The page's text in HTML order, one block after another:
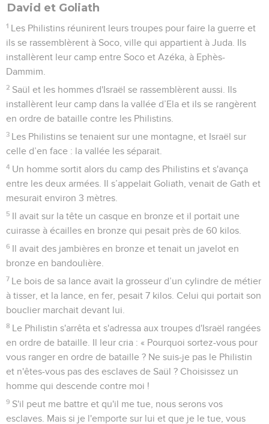
David et Goliath
1 Les Philistins réunirent leurs troupes pour faire la guerre et
ils se rassemblèrent à Soco, ville qui appartient à Juda. Ils
installèrent leur camp entre Soco et Azéka, à Ephès-
Dammim.
2 Saül et les hommes d'Israël se rassemblèrent aussi. Ils
installèrent leur camp dans la vallée d’Ela et ils se rangèrent
en ordre de bataille contre les Philistins.
3 Les Philistins se tenaient sur une montagne, et Israël sur
celle d’en face : la vallée les séparait.
4 Un homme sortit alors du camp des Philistins et s'avança
entre les deux armées. Il s’appelait Goliath, venait de Gath et
mesurait environ 3 mètres.
5 Il avait sur la tête un casque en bronze et il portait une
cuirasse à écailles en bronze qui pesait près de 60 kilos.
6 Il avait des jambières en bronze et tenait un javelot en
bronze en bandoulière.
7 Le bois de sa lance avait la grosseur d’un cylindre de métier
à tisser, et la lance, en fer, pesait 7 kilos. Celui qui portait son
bouclier marchait devant lui.
8 Le Philistin s'arrêta et s'adressa aux troupes d'Israël rangées
en ordre de bataille. Il leur cria : « Pourquoi sortez-vous pour
vous ranger en ordre de bataille ? Ne suis-je pas le Philistin
et n'êtes-vous pas des esclaves de Saül ? Choisissez un
homme qui descende contre moi !
9 S'il peut me battre et qu'il me tue, nous serons vos
esclaves. Mais si je l'emporte sur lui et que je le tue, vous